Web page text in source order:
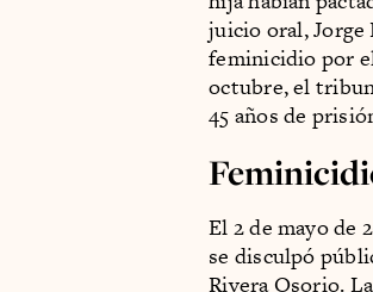
juicio oral, Jorge
feminicidio por
octubre, el
45 años de
El 2 de mayo de
se disculpó
Rivera Osorio.